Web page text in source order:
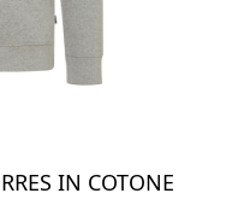
IN COTONE